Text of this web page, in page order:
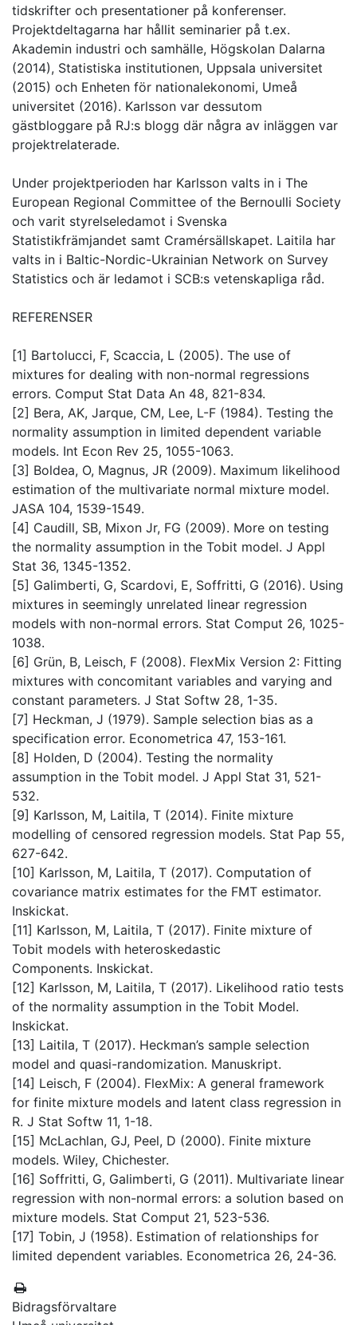
tidskrifter och presentationer på konferenser.
Projektdeltagarna har hållit seminarier på t.ex.
Akademin industri och samhälle, Högskolan Dalarna
(2014), Statistiska institutionen, Uppsala universitet
(2015) och Enheten för nationalekonomi, Umeå
universitet (2016). Karlsson var dessutom
gästbloggare på RJ:s blogg där några av inläggen var
projektrelaterade.
Under projektperioden har Karlsson valts in i The
European Regional Committee of the Bernoulli Society
och varit styrelseledamot i Svenska
Statistikfrämjandet samt Cramérsällskapet. Laitila har
valts in i Baltic-Nordic-Ukrainian Network on Survey
Statistics och är ledamot i SCB:s vetenskapliga råd.
REFERENSER
[1] Bartolucci, F, Scaccia, L (2005). The use of
mixtures for dealing with non-normal regressions
errors. Comput Stat Data An 48, 821-834.
[2] Bera, AK, Jarque, CM, Lee, L-F (1984). Testing the
normality assumption in limited dependent variable
models. Int Econ Rev 25, 1055-1063.
[3] Boldea, O, Magnus, JR (2009). Maximum likelihood
estimation of the multivariate normal mixture model.
JASA 104, 1539-1549.
[4] Caudill, SB, Mixon Jr, FG (2009). More on testing
the normality assumption in the Tobit model. J Appl
Stat 36, 1345-1352.
[5] Galimberti, G, Scardovi, E, Soffritti, G (2016). Using
mixtures in seemingly unrelated linear regression
models with non-normal errors. Stat Comput 26, 1025-
1038.
[6] Grün, B, Leisch, F (2008). FlexMix Version 2: Fitting
mixtures with concomitant variables and varying and
constant parameters. J Stat Softw 28, 1-35.
[7] Heckman, J (1979). Sample selection bias as a
specification error. Econometrica 47, 153-161.
[8] Holden, D (2004). Testing the normality
assumption in the Tobit model. J Appl Stat 31, 521-
532.
[9] Karlsson, M, Laitila, T (2014). Finite mixture
modelling of censored regression models. Stat Pap 55,
627-642.
[10] Karlsson, M, Laitila, T (2017). Computation of
covariance matrix estimates for the FMT estimator.
Inskickat.
[11] Karlsson, M, Laitila, T (2017). Finite mixture of
Tobit models with heteroskedastic
Components. Inskickat.
[12] Karlsson, M, Laitila, T (2017). Likelihood ratio tests
of the normality assumption in the Tobit Model.
Inskickat.
[13] Laitila, T (2017). Heckman’s sample selection
model and quasi-randomization. Manuskript.
[14] Leisch, F (2004). FlexMix: A general framework
for finite mixture models and latent class regression in
R. J Stat Softw 11, 1-18.
[15] McLachlan, GJ, Peel, D (2000). Finite mixture
models. Wiley, Chichester.
[16] Soffritti, G, Galimberti, G (2011). Multivariate linear
regression with non-normal errors: a solution based on
mixture models. Stat Comput 21, 523-536.
[17] Tobin, J (1958). Estimation of relationships for
limited dependent variables. Econometrica 26, 24-36.
Bidragsförvaltare